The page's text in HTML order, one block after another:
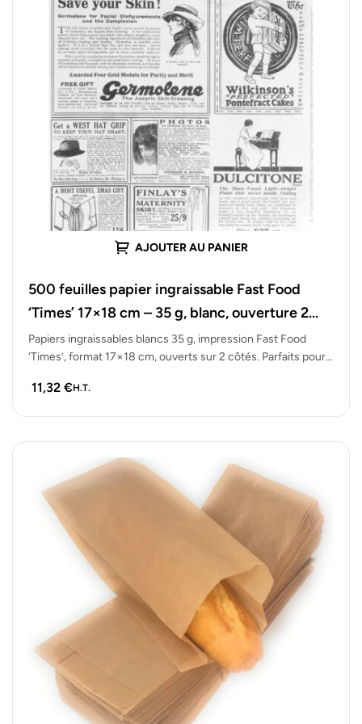
AJOUTER AU PANIER
500 feuilles papier ingraissable Fast Food
‘Times’ 17×18 cm – 35 g, blanc, ouverture 2
côtés
Papiers ingraissables blancs 35 g, impression Fast Food
‘Times’, format 17×18 cm, ouverts sur 2 côtés. Parfaits pour
11,32 €H.T.